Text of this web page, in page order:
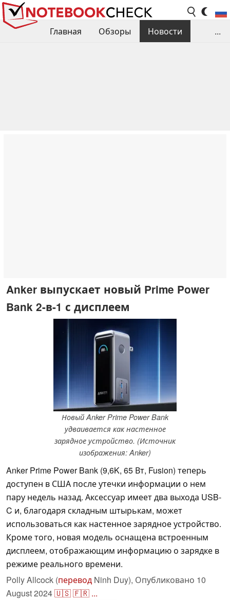
Главная Обзоры
Новости
...
Anker выпускает новый Prime Power
Bank 2-в-1 с дисплеем
Новый Anker Prime Power Bank
удваивается как настенное
зарядное устройство. (Источник
изображения: Anker)
Anker Prime Power Bank (9,6K, 65 Вт, Fusion) теперь
доступен в США после утечки информации о нем
пару недель назад. Аксессуар имеет два выхода USB-
C и, благодаря складным штырькам, может
использоваться как настенное зарядное устройство.
Кроме того, новая модель оснащена встроенным
дисплеем, отображающим информацию о зарядке в
режиме реального времени.
Polly Allcock (перевод Ninh Duy), Опубликовано 10
August 2024🇺🇸🇫🇷 ...